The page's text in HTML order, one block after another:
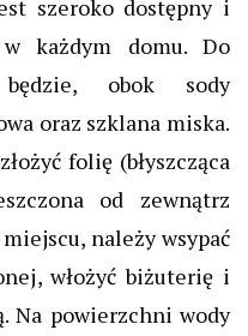
szeroko dostępny i
każdym domu. Do
będzie, obok sody
oraz szklana miska.
folię (błyszcząca
od zewnątrz
należy wsypać
włożyć biżuterię i
Na powierzchni wody